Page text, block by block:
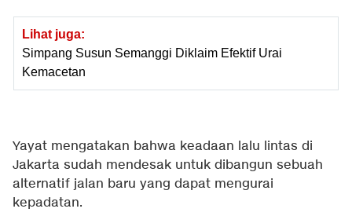
Lihat juga:
Simpang Susun Semanggi Diklaim Efektif Urai
Kemacetan
Yayat mengatakan bahwa keadaan lalu lintas di
Jakarta sudah mendesak untuk dibangun sebuah
alternatif jalan baru yang dapat mengurai
kepadatan.